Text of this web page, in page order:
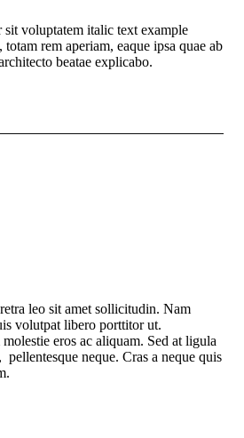
sit voluptatem italic text example
rem aperiam, eaque ipsa quae ab
beatae explicabo.
leo sit amet sollicitudin. Nam
volutpat libero porttitor ut.
eros ac aliquam. Sed at ligula
neque. Cras a neque quis